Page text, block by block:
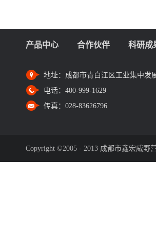
产品中心 合作伙伴 科研成
地址： 成都市青白江区工业集中发
电话： 400-999-1629
传真： 028-83626796
Copyright ©2005 - 2013 成都市鑫宏威野